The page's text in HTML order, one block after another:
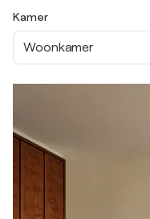
Kamer
Woonkamer